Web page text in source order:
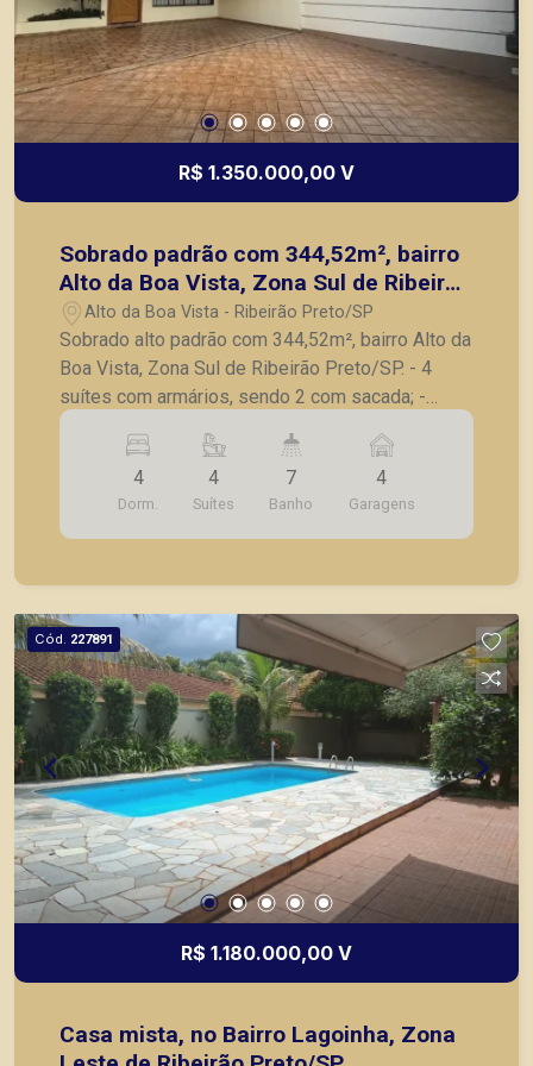
instalados após a efetivação da venda. A Piramid
tem como objetivo atender seus clientes com
agilidade e segurança, em locação, vendas de
imóveis prontos, usados ou mesmo nos
principais lançamentos da cidade de Ribeirão
R$ 1.350.000,00 V
Sobrado padrão com 344,52m², bairro
Alto da Boa Vista, Zona Sul de Ribeirão
Preto/SP.
Alto da Boa Vista - Ribeirão Preto/SP
Sobrado alto padrão com 344,52m², bairro Alto da
Boa Vista, Zona Sul de Ribeirão Preto/SP. - 4
suítes com armários, sendo 2 com sacada; -
Banheiro social com box blindex e gabinete; -
Sala para 2 ambientes com ar condicionado; -
Escritório com ar condicionado; - Lavabo; -
Cozinha com armários; - Despensa; - Lavanderia
com armários; - Banheiro de serviço; - Quarto de
tem como objetivo atender seus clientes com
agilidade e segurança, em locação, vendas de
imóveis prontos, usados ou mesmo nos
principais lançamentos da cidade de Ribeirão
Preto.
4
Dorm.
4
Suítes
7
Banho
4
Garagens
Cód. 227891
R$ 1.180.000,00 V
Casa mista, no Bairro Lagoinha, Zona